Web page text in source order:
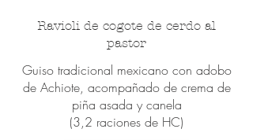
Ravioli de cogote de cerdo al
pastor
Guiso tradicional mexicano con adobo
de Achiote, acompañado de crema de
piña asada y canela
(3,2 raciones de HC)